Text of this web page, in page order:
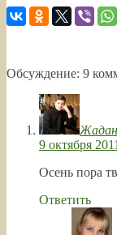
Обсуждение: 9
Жадан
9 октября
Осень пора
Ответить